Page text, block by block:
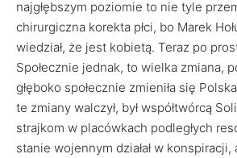
najgłębszym poziomie to nie tyle
chirurgiczna korekta płci, bo Marek
wiedział, że jest kobietą. Teraz po
Społecznie jednak, to wielka zmiana,
głęboko społecznie zmieniła się
te zmiany walczył, był współtwórcą
strajkom w placówkach podległych
stanie wojennym działał w